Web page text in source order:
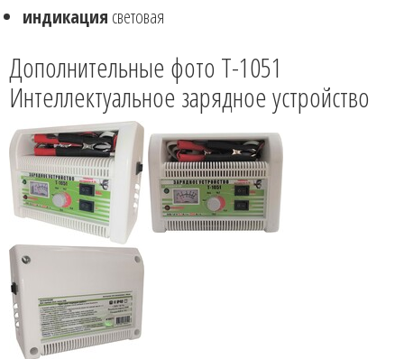
индикация световая
Дополнительные фото T-1051
Интеллектуальное зарядное устройство